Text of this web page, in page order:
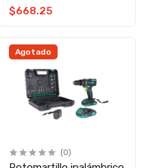
accesorios GJ759
$668.25
Agotado
(0)